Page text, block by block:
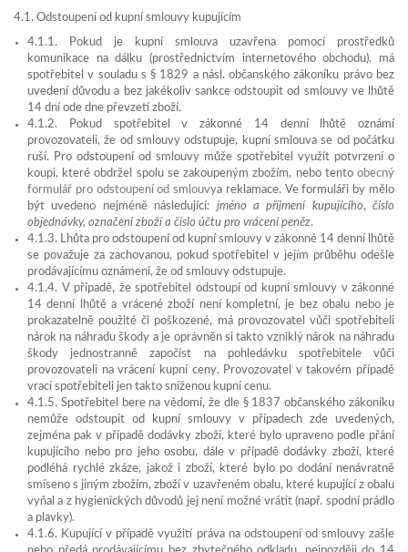
4.1. Odstoupení od kupní smlouvy kupujícím
4.1.1. Pokud je kupní smlouva uzavřena pomocí prostředků
komunikace na dálku (prostřednictvím internetového obchodu), má
spotřebitel v souladu s § 1829 a násl. občanského zákoníku právo bez
uvedení důvodu a bez jakékoliv sankce odstoupit od smlouvy ve lhůtě
14 dní ode dne převzetí zboží.
4.1.2. Pokud spotřebitel v zákonné 14 denní lhůtě oznámí
provozovateli, že od smlouvy odstupuje, kupní smlouva se od počátku
ruší. Pro odstoupení od smlouvy může spotřebitel využít potvrzení o
koupi, které obdržel spolu se zakoupeným zbožím, nebo tento obecný
formulář pro odstoupení od smlouvya reklamace. Ve formuláři by mělo
být uvedeno nejméně následující: jméno a příjmení kupujícího, číslo
objednávky, označení zboží a číslo účtu pro vrácení peněz.
4.1.3. Lhůta pro odstoupení od kupní smlouvy v zákonné 14 denní lhůtě
se považuje za zachovanou, pokud spotřebitel v jejím průběhu odešle
prodávajícímu oznámení, že od smlouvy odstupuje.
4.1.4. V případě, že spotřebitel odstoupí od kupní smlouvy v zákonné
14 denní lhůtě a vrácené zboží není kompletní, je bez obalu nebo je
prokazatelně použité či poškozené, má provozovatel vůči spotřebiteli
nárok na náhradu škody a je oprávněn si takto vzniklý nárok na náhradu
škody jednostranně započíst na pohledávku spotřebitele vůči
provozovateli na vrácení kupní ceny. Provozovatel v takovém případě
vrací spotřebiteli jen takto sníženou kupní cenu.
4.1.5. Spotřebitel bere na vědomí, že dle § 1837 občanského zákoníku
nemůže odstoupit od kupní smlouvy v případech zde uvedených,
zejména pak v případě dodávky zboží, které bylo upraveno podle přání
kupujícího nebo pro jeho osobu, dále v případě dodávky zboží, které
podléhá rychlé zkáze, jakož i zboží, které bylo po dodání nenávratně
smíseno s jiným zbožím, zboží v uzavřeném obalu, které kupující z obalu
vyňal a z hygienických důvodů jej není možné vrátit (např. spodní prádlo
a plavky).
4.1.6. Kupující v případě využití práva na odstoupení od smlouvy zašle